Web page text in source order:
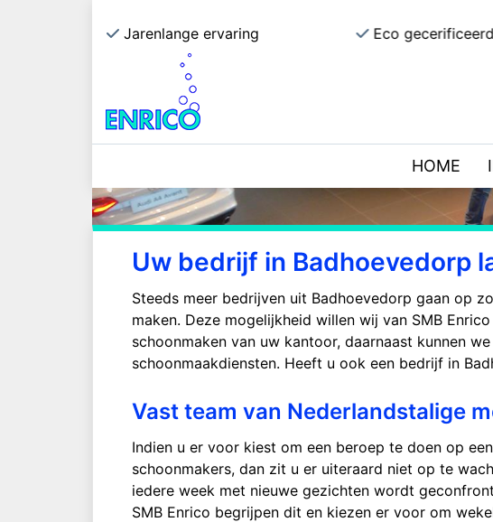
Jarenlange ervaring Eco gecerificeerd
HOME
Uw bedrijf in Badhoevedorp
Steeds meer bedrijven uit Badhoevedorp gaan op
maken. Deze mogelijkheid willen wij van SMB
schoonmaken van uw kantoor, daarnaast kunnen
schoonmaakdiensten. Heeft u ook een bedrijf in
Vast team van Nederlandstalige
Indien u er voor kiest om een beroep te doen op
schoonmakers, dan zit u er uiteraard niet op te
iedere week met nieuwe gezichten wordt
SMB Enrico begrijpen dit en kiezen er voor om